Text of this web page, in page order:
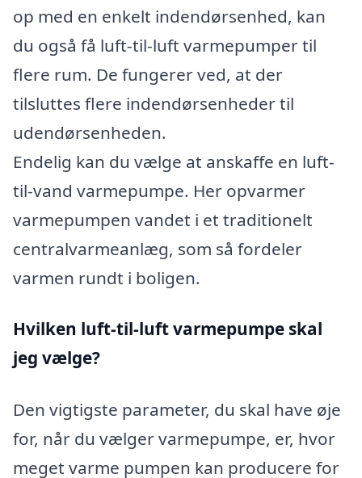
op med en enkelt indendørsenhed, kan
du også få luft-til-luft varmepumper til
flere rum. De fungerer ved, at der
tilsluttes flere indendørsenheder til
udendørsenheden.
Endelig kan du vælge at anskaffe en luft-
til-vand varmepumpe. Her opvarmer
varmepumpen vandet i et traditionelt
centralvarmeanlæg, som så fordeler
varmen rundt i boligen.
Hvilken luft-til-luft varmepumpe skal
jeg vælge?
Den vigtigste parameter, du skal have øje
for, når du vælger varmepumpe, er, hvor
meget varme pumpen kan producere for